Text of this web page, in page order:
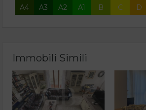
A4 A3 A2 A1 B C D
Immobili Simili